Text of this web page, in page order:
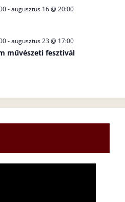
-augusztus 16 @ 20:00
-augusztus 23 @ 17:00
művészeti fesztivál